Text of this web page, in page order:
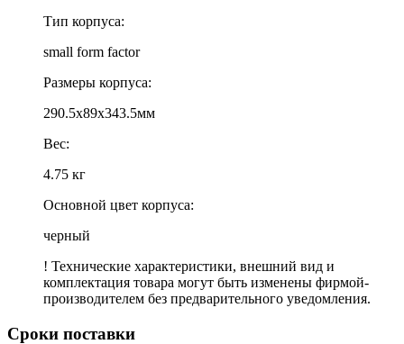
Тип корпуса:
small form factor
Размеры корпуса:
290.5x89x343.5мм
Вес:
4.75 кг
Основной цвет корпуса:
черный
! Технические характеристики, внешний вид и
комплектация товара могут быть изменены фирмой-
производителем без предварительного уведомления.
Сроки поставки